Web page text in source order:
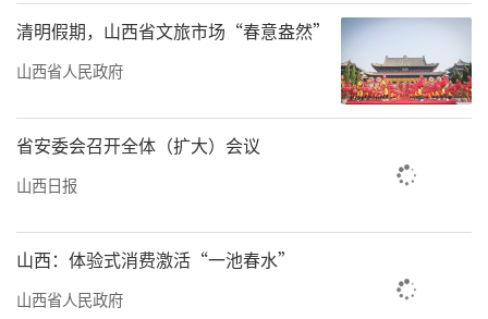
清明假期，山西省文旅市场“春意盎然”
山西省人民政府
省安委会召开全体（扩大）会议
山西日报
山西：体验式消费激活“一池春水”
山西省人民政府